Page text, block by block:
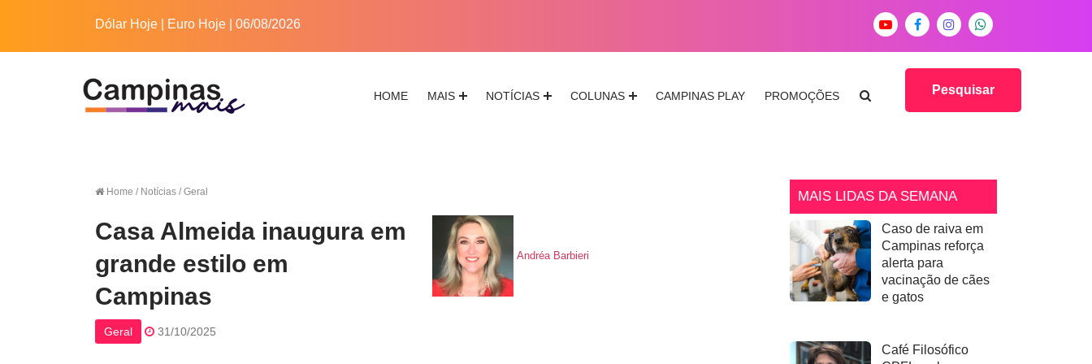
Dólar Hoje Euro Hoje | 06/08/2026
HOME MAIS NOTÍCIAS COLUNAS CAMPINAS PLAY PROMOÇÕES Pesquisar
Home / Notícias / Geral
Casa Almeida inaugura em
grande estilo em
Campinas
Andréa Barbieri
Geral 31/10/2025
MAIS LIDAS DA SEMANA
Caso de raiva em
Campinas reforça
alerta para
vacinação de cães
e gatos
Café Filosófico